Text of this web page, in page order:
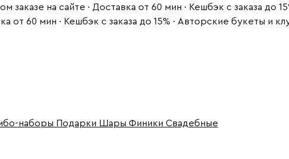
заказе на сайте · Доставка от 60 мин · Кешбэк с заказа до
от 60 мин · Кешбэк с заказа до 15% · Авторские букеты и
наборы Подарки Шары Финики Свадебные